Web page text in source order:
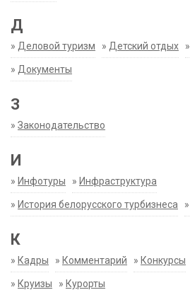
Д
» Деловой туризм » Детский отдых »
» Документы
З
» Законодательство
И
» Инфотуры » Инфраструктура
» История белорусского турбизнеса »
К
» Кадры » Комментарий » Конкурсы
» Круизы » Курорты